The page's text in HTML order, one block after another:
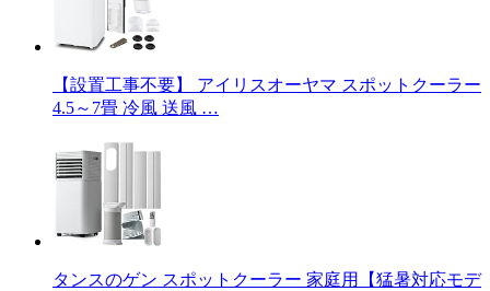
【設置工事不要】 アイリスオーヤマ スポットクーラー
4.5～7畳 冷風 送風 …
タンスのゲン スポットクーラー 家庭用【猛暑対応モデ